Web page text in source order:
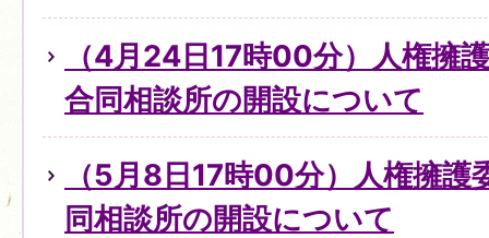
（4月24日17時00分）人権擁
合同相談所の開設について
（5月8日17時00分）人権擁護
同相談所の開設について